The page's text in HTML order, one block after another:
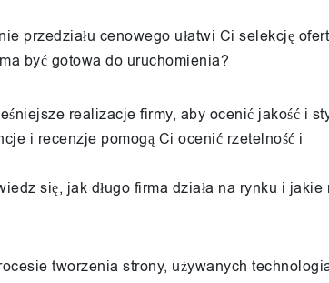
przedziału cenowego ułatwi Ci selekcję
być gotowa do uruchomienia?
realizacje firmy, aby ocenić jakość i
i recenzje pomogą Ci ocenić rzetelność i
się, jak długo firma działa na rynku i jakie
tworzenia strony, używanych